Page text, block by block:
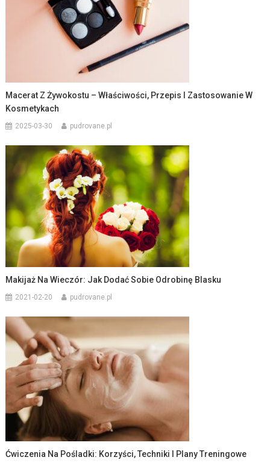
Macerat Z Żywokostu – Właściwości, Przepis I Zastosowanie W
Kosmetykach
2025-03-30 pudrovane.pl
Makijaż Na Wieczór: Jak Dodać Sobie Odrobinę Blasku
2021-02-20 pudrovane.pl
Ćwiczenia Na Pośladki: Korzyści, Techniki I Plany Treningowe